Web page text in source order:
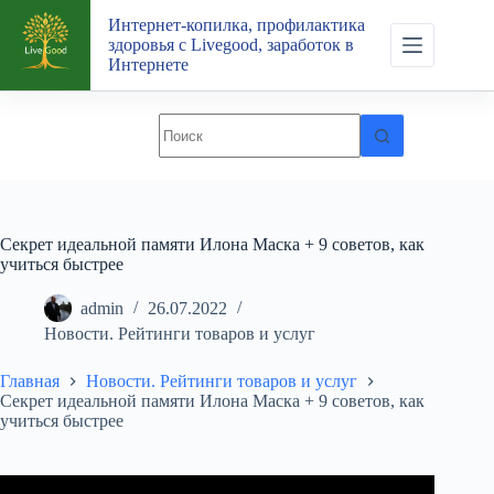
Перейти
сути
Интернет-копилка, профилактика
здоровья с Livegood, заработок в
Интернете
Секрет идеальной памяти Илона Маска + 9 советов, как
учиться быстрее
admin
26.07.2022
Новости. Рейтинги товаров и услуг
Главная
Новости. Рейтинги товаров и услуг
Секрет идеальной памяти Илона Маска + 9 советов, как
учиться быстрее